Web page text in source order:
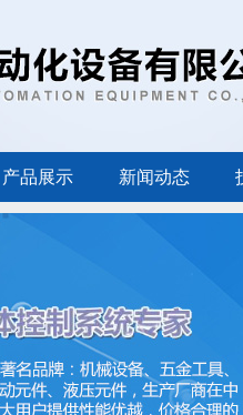
产品展示 新闻动态